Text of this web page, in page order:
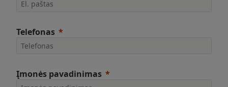
Telefonas
Įmonės pavadinimas